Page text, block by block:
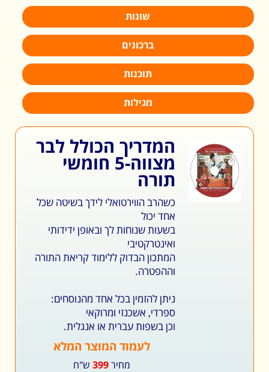
שונות
ברכונים
תוכנות
מגילות
המדריך הכולל לבר
מצווה-5 חומשי
תורה
כשהרב הווירטואלי לידך בשיטה שכל
אחד יכול
בשעות שנוחות לך ובאופן ידידותי
ואינטרקטיבי
המתכון הבדוק ללימוד קריאת התורה
וההפטרה.
ניתן להזמין בכל אחד מהנוסחים:
ספרדי, אשכנזי ומרוקאי
וכן בשפות עברית או אנגלית.
לעמוד המוצר המלא
מחיר399 ש"ח